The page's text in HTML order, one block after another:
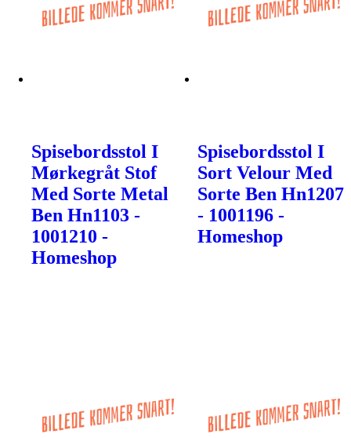
Spisebordsstol I
Mørkegråt Stof
Med Sorte Metal
Ben Hn1103 -
1001210 -
Homeshop
Spisebordsstol I
Sort Velour Med
Sorte Ben Hn1207
- 1001196 -
Homeshop